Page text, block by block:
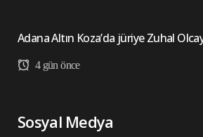
Adana Altın Koza’da jüriye Zuhal
4 gün önce
Sosyal Medya